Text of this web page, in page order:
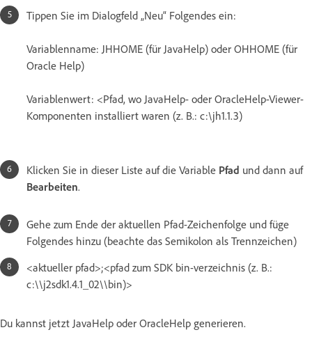
Tippen Sie im Dialogfeld „Neu“ Folgendes ein:
Variablenname: JHHOME (für JavaHelp) oder OHHOME (für
Oracle Help)
Variablenwert: <Pfad, wo JavaHelp- oder OracleHelp-Viewer-
Komponenten installiert waren (z. B.: c:\jh1.1.3)
Klicken Sie in dieser Liste auf die Variable Pfad und dann auf
Bearbeiten.
Gehe zum Ende der aktuellen Pfad-Zeichenfolge und füge
Folgendes hinzu (beachte das Semikolon als Trennzeichen)
<aktueller pfad>;<pfad zum SDK bin-verzeichnis (z. B.:
c:\\j2sdk1.4.1_02\\bin)>
Du kannst jetzt JavaHelp oder OracleHelp generieren.